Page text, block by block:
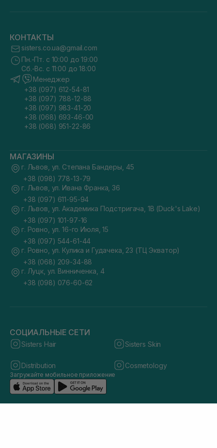
КОНТАКТЫ
sisters.co.ua@gmail.com
Пн.-Пт. с 10:00 до 19:00
Сб.-Вс. с 11:00 до 18:00
Менеджер
+38 (097) 612-54-81
+38 (097) 788-12-88
+38 (097) 983-41-20
+38 (068) 693-46-00
+38 (068) 951-22-86
МАГАЗИНЫ
г. Львов, ул. Степана Бандеры, 45
+38 (098) 778-13-79
г. Львов, ул. Ивана Франка, 36
+38 (097) 611-95-94
г. Львов, ул. Академика Подстригача, 1В (Duck's Lake)
+38 (097) 101-97-16
г. Ровно, ул. 16-го Июля, 15
+38 (097) 544-61-44
г. Ровно, ул. Кулика и Гудачека, 23 (ТЦ Экватор)
+38 (068) 209-34-88
г. Луцк, ул. Винниченка, 4
+38 (098) 076-60-62
СОЦИАЛЬНЫЕ СЕТИ
Sisters Hair Sisters Skin
Distribution Cosmetology
Загружайте мобильное приложение